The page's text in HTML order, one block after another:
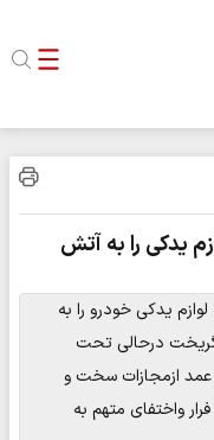
یدکی را به آتش
لوازم یدکی خودرو را به
درحالی تحت
عمد ازمجازات سخت و
واختفای متهم به